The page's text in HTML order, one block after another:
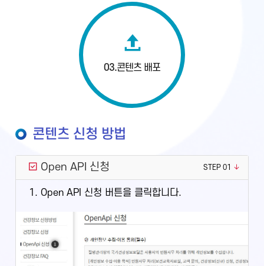
03.콘텐츠 배포
콘텐츠 신청 방법
Open API 신청 STEP 01
1. Open API 신청 버튼을 클릭합니다.